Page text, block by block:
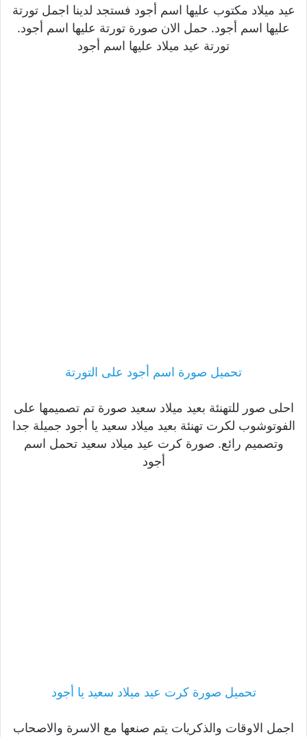
عيد ميلاد مكتوب عليها اسم أجود فستجد لدينا اجمل تورتة
عليها اسم أجود. حمل الان صورة تورتة عليها اسم أجود.
تورتة عيد ميلاد عليها اسم أجود
تحميل صورة اسم أجود على التورتة
احلى صور للتهنئة بعيد ميلاد سعيد صورة تم تصميمها على
الفوتوشوب لكرت تهنئة بعيد ميلاد سعيد يا أجود جميلة جدا
وتصميم رائع. صورة كرت عيد ميلاد سعيد تحمل اسم
أجود
تحميل صورة كرت عيد ميلاد سعيد يا أجود
اجمل الاوقات والذكريات يتم صنعها مع الاسرة والاصحاب